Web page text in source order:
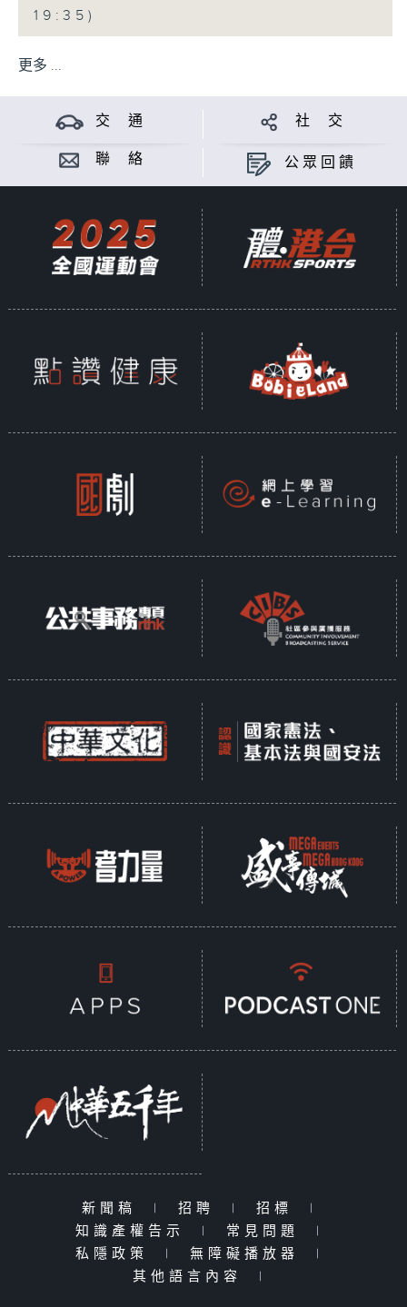
19:35)
更多 ...
交 通 社 交
聯 絡 公眾回饋
新聞稿 | 招聘 | 招標
|
知識產權告示
| 常見問題
|
私隱政策
| 無障礙播放器
|
其他語言內容
|